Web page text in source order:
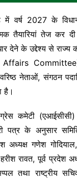
में वर्ष 2027 के
तैयारियां तेज कर दी
देने के उद्देश्य से राज्य
Affairs
नेताओं, संगठन
है।
कमेटी
पत्र के अनुसार
अध्यक्ष गणेश
रावत, पूर्व प्रदेश
तथा राष्ट्रीय